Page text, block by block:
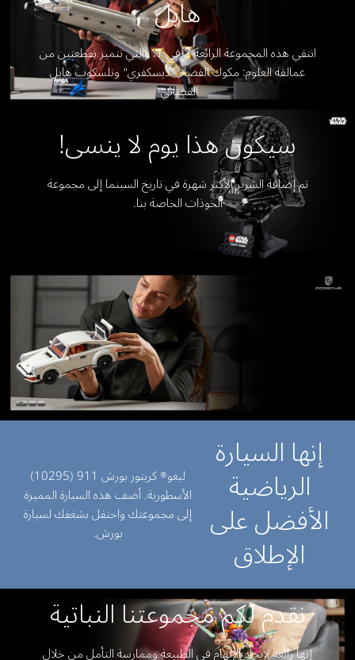
هابل
انتقي هذه المجموعة الرائعة 2 في 1، والتي تتميز بقطعتين من
عمالقة العلوم: مكوك الفضاء "ديسكفري" وتلسكوب هابل
الفضائي
سيكون هذا يوم لا ينسى!
تم إضافة الشرير الأكثر شهرة في تاريخ السينما إلى مجموعة
الخوذات الخاصة بنا.
إنها السيارة
الرياضية
الأفضل على
الإطلاق
ليغو® كريتور بورش 911 (10295)
الأسطورية. أضف هذه السيارة المميزة
إلى مجموعتك واحتفل بشغفك لسيارة
بورش.
نقدم لكم مجموعتنا النباتية
إنها رائعة لإيجاد الإلهام في الطبيعة وممارسة التأمل من خلال